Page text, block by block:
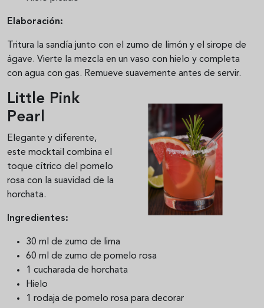
Elaboración:
Tritura la sandía junto con el zumo de limón y el sirope de
ágave. Vierte la mezcla en un vaso con hielo y completa
con agua con gas. Remueve suavemente antes de servir.
Little Pink
Pearl
Elegante y diferente,
este mocktail combina el
toque cítrico del pomelo
rosa con la suavidad de la
horchata.
Ingredientes:
30 ml de zumo de lima
60 ml de zumo de pomelo rosa
1 cucharada de horchata
Hielo
1 rodaja de pomelo rosa para decorar